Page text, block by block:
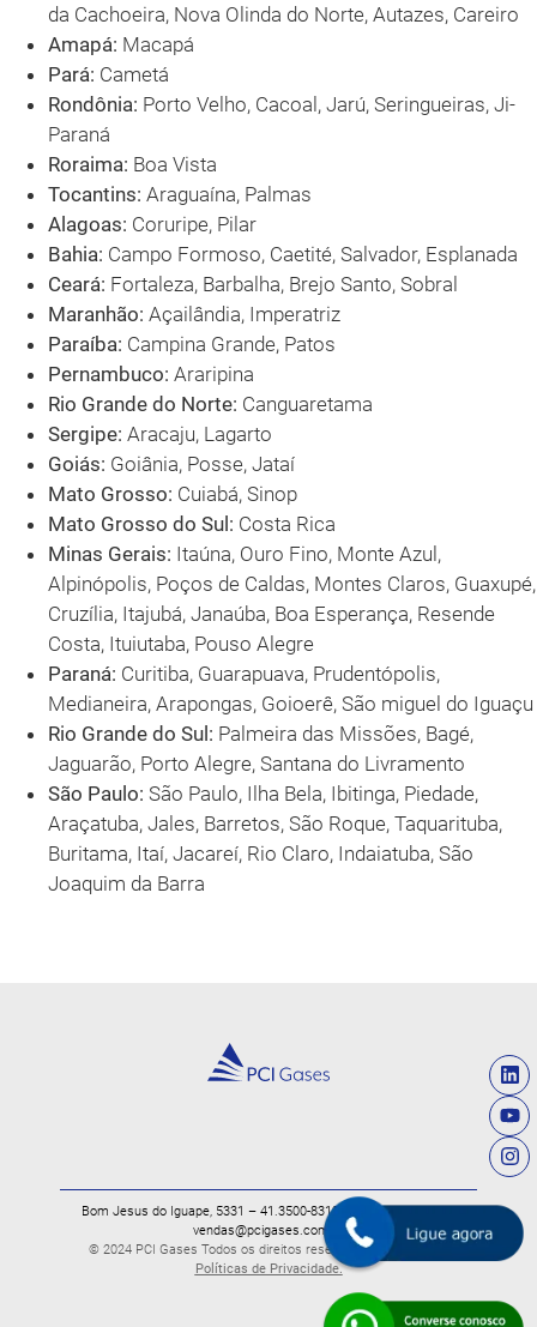
da Cachoeira, Nova Olinda do Norte, Autazes, Careiro
Amapá: Macapá
Pará: Cametá
Rondônia: Porto Velho, Cacoal, Jarú, Seringueiras, Ji-
Paraná
Roraima: Boa Vista
Tocantins: Araguaína, Palmas
Alagoas: Coruripe, Pilar
Bahia: Campo Formoso, Caetité, Salvador, Esplanada
Ceará: Fortaleza, Barbalha, Brejo Santo, Sobral
Maranhão: Açailândia, Imperatriz
Paraíba: Campina Grande, Patos
Pernambuco: Araripina
Rio Grande do Norte: Canguaretama
Sergipe: Aracaju, Lagarto
Goiás: Goiânia, Posse, Jataí
Mato Grosso: Cuiabá, Sinop
Mato Grosso do Sul: Costa Rica
Minas Gerais: Itaúna, Ouro Fino, Monte Azul,
Alpinópolis, Poços de Caldas, Montes Claros, Guaxupé,
Cruzília, Itajubá, Janaúba, Boa Esperança, Resende
Costa, Ituiutaba, Pouso Alegre
Paraná: Curitiba, Guarapuava, Prudentópolis,
Medianeira, Arapongas, Goioerê, São miguel do Iguaçu
Rio Grande do Sul: Palmeira das Missões, Bagé,
Jaguarão, Porto Alegre, Santana do Livramento
São Paulo: São Paulo, Ilha Bela, Ibitinga, Piedade,
Araçatuba, Jales, Barretos, São Roque, Taquarituba,
Buritama, Itaí, Jacareí, Rio Claro, Indaiatuba, São
Joaquim da Barra
Bom Jesus do Iguape, 5331 – 41.3500-8319 – 41.9 9194-4065 –
vendas@pcigases.com.br
© 2024 PCI Gases Todos os direitos reservados. Leia nossas
Políticas de Privacidade.